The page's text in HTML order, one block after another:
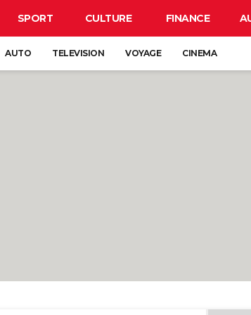
SPORT CULTURE FINANCE
AUTO TELEVISION VOYAGE CINEMA